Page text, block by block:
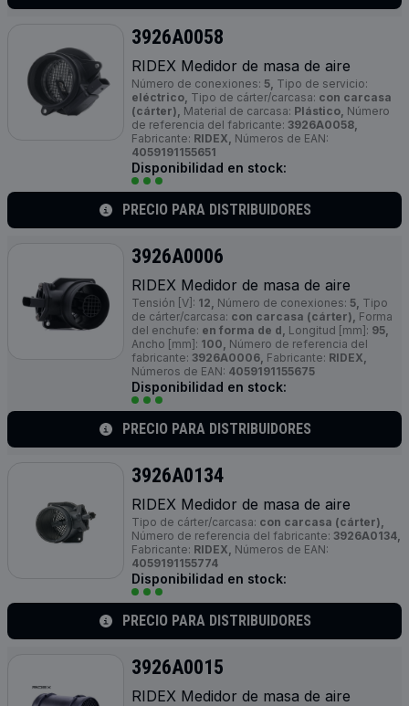
3926A0058
RIDEX Medidor de masa de aire
Número de conexiones: 5, Tipo de servicio:
eléctrico, Tipo de cárter/carcasa: con carcasa
(cárter), Material de carcasa: Plástico, Número
de referencia del fabricante: 3926A0058,
Fabricante: RIDEX, Números de EAN:
4059191155651
Disponibilidad en stock:
PRECIO PARA DISTRIBUIDORES
3926A0006
RIDEX Medidor de masa de aire
Tensión [V]: 12, Número de conexiones: 5, Tipo
de cárter/carcasa: con carcasa (cárter), Forma
del enchufe: en forma de d, Longitud [mm]: 95,
Ancho [mm]: 100, Número de referencia del
fabricante: 3926A0006, Fabricante: RIDEX,
Números de EAN: 4059191155675
Disponibilidad en stock:
PRECIO PARA DISTRIBUIDORES
3926A0134
RIDEX Medidor de masa de aire
Tipo de cárter/carcasa: con carcasa (cárter),
Número de referencia del fabricante: 3926A0134,
Fabricante: RIDEX, Números de EAN:
4059191155774
Disponibilidad en stock:
PRECIO PARA DISTRIBUIDORES
3926A0015
RIDEX Medidor de masa de aire